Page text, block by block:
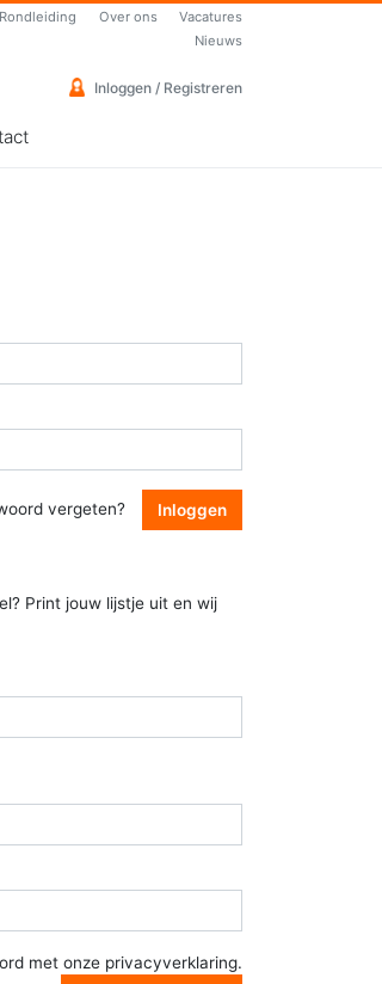
Rondleiding Over ons
Vacatures
Nieuws
Inloggen / Registreren
vergeten? Inloggen
Print jouw lijstje uit en wij
met onze privacyverklaring.